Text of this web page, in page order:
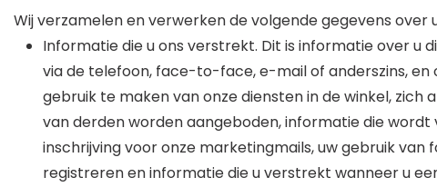
Wij verzamelen en verwerken de volgende gegevens over
Informatie die u ons verstrekt. Dit is informatie over
via de telefoon, face-to-face, e-mail of anderszins,
gebruik te maken van onze diensten in de winkel,
van derden worden aangeboden, informatie die
inschrijving voor onze marketingmails, uw gebruik
registreren en informatie die u verstrekt wanneer u